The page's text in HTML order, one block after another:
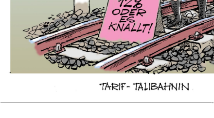
———————————————————————————————-